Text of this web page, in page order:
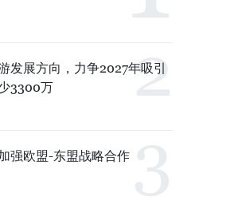
发展方向，力争2027年吸引
3300万
强欧盟-东盟战略合作